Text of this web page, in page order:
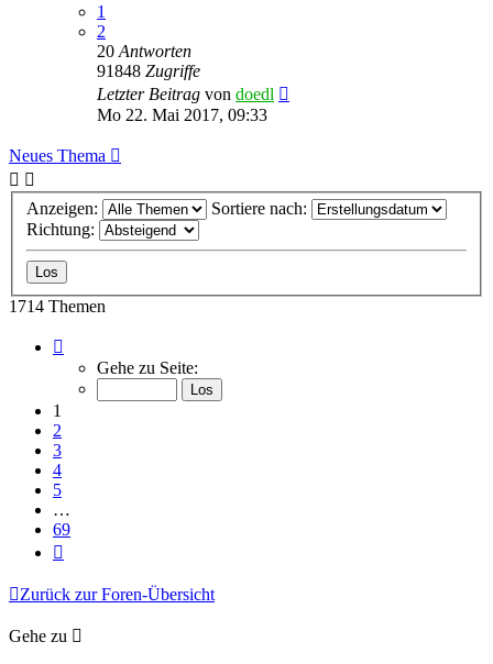
1
2
20 Antworten
91848 Zugriffe
Letzter Beitrag von doedl
Mo 22. Mai 2017, 09:33
Neues Thema
Anzeigen:
Sortiere nach:
Richtung:
1714 Themen
von
Gehe zu Seite:
1
2
3
4
5
…
69
Zurück zur Foren-Übersicht
Gehe zu